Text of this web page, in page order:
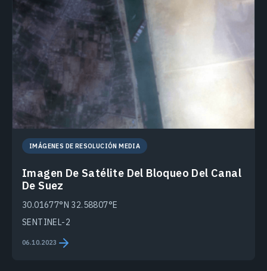
IMÁGENES DE RESOLUCIÓN MEDIA
Imagen De Satélite Del Bloqueo Del Canal
De Suez
30.01677°N 32.58807°E
SENTINEL-2
06.10.2023